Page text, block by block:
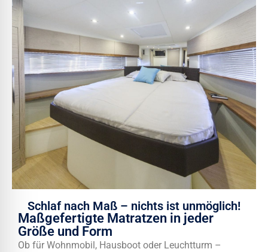
Schlaf nach Maß – nichts ist unmöglich!
Maßgefertigte Matratzen in jeder
Größe und Form
Ob für Wohnmobil, Hausboot oder Leuchtturm –